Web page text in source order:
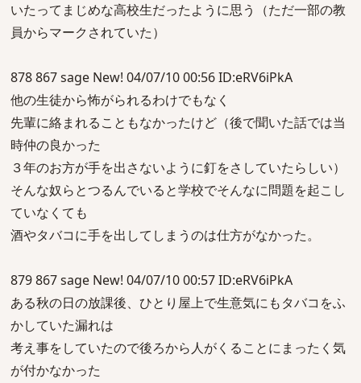
いたってまじめな高校生だったように思う（ただ一部の教
員からマークされていた）
878 867 sage New! 04/07/10 00:56 ID:eRV6iPkA
他の生徒から怖がられるわけでもなく
先輩に絡まれることもなかったけど（後で聞いた話では当
時仲の良かった
３年のお方が手を出さないように釘をさしていたらしい）
そんな奴らとつるんでいると学校でそんなに問題を起こし
ていなくても
酒やタバコに手を出してしまうのは仕方がなかった。
879 867 sage New! 04/07/10 00:57 ID:eRV6iPkA
ある秋の日の放課後、ひとり屋上で生意気にもタバコをふ
かしていた漏れは
考え事をしていたので後ろから人がくることにまったく気
が付かなかった